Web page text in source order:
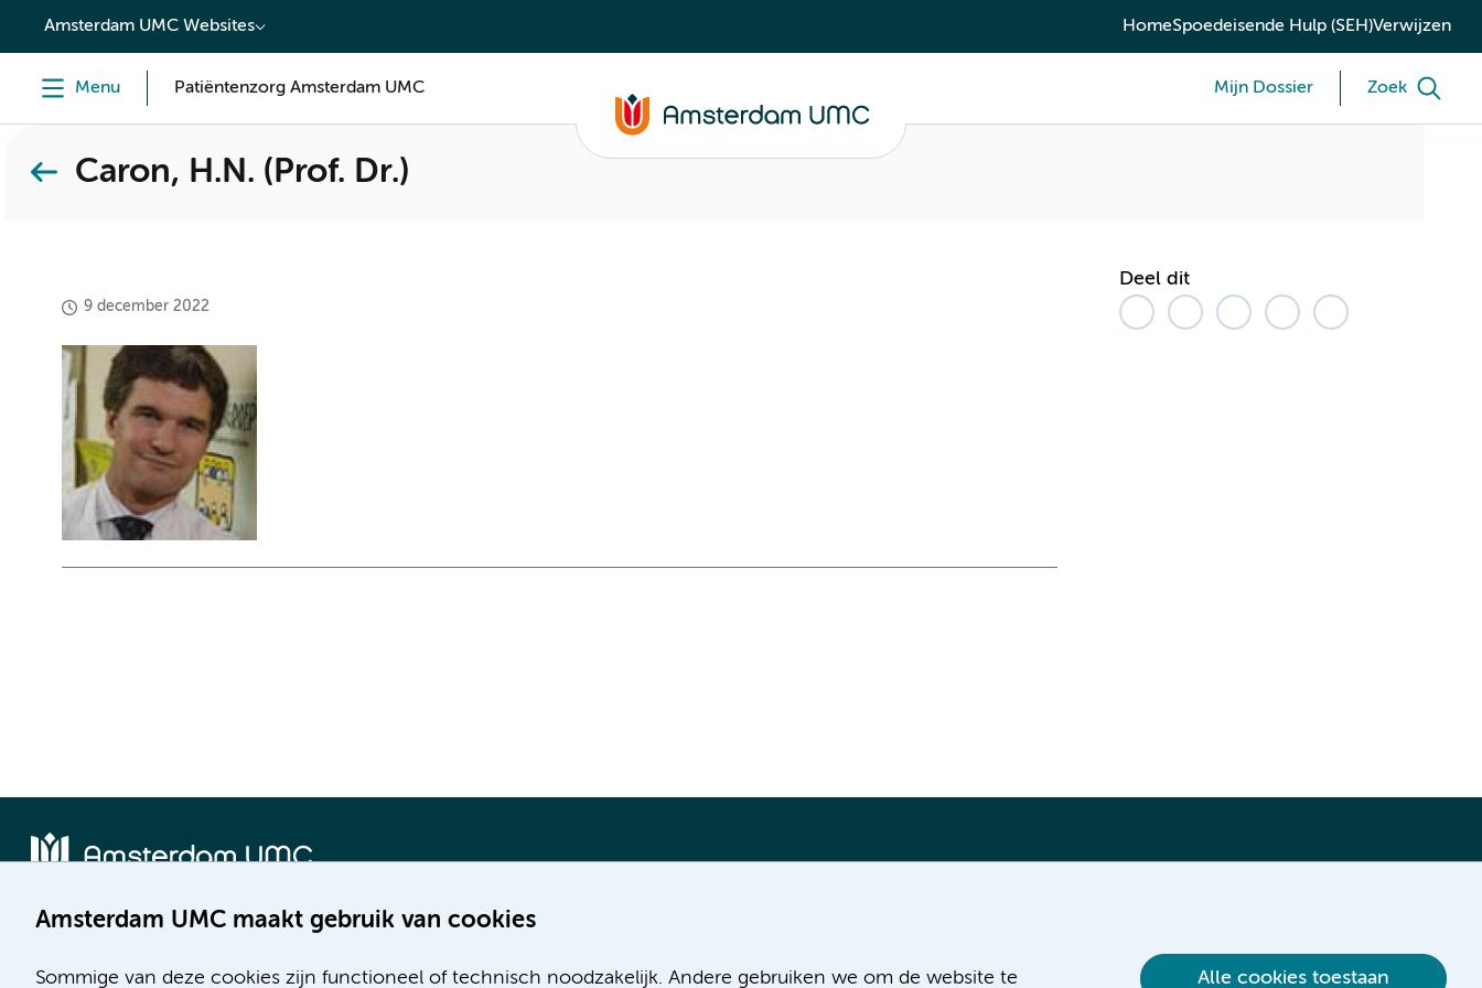
content
Amsterdam UMC Websites HomeSpoedeisende Hulp (SEH)Verwijzen
Menu Patiëntenzorg Amsterdam UMC Mijn Dossier Zoek
Caron, H.N. (Prof. Dr.)
9 december 2022
Deel dit
Amsterdam UMC maakt gebruik van cookies
Sommige van deze cookies zijn functioneel of technisch noodzakelijk. Andere gebruiken we om de website te Alle cookies toestaan
Meibergdreef 9
De Boelelaan 1117